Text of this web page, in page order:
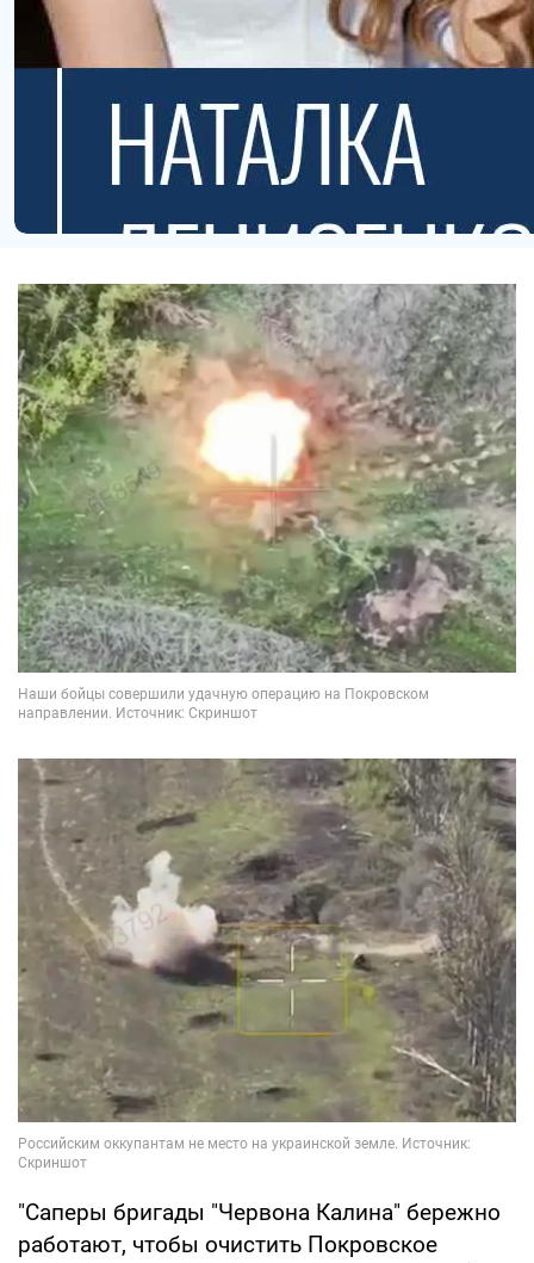
"Саперы бригады "Червона Калина" бережно
работают, чтобы очистить Покровское